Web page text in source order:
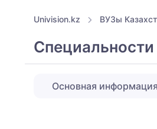
Univision.kz ВУЗы
Основная информация